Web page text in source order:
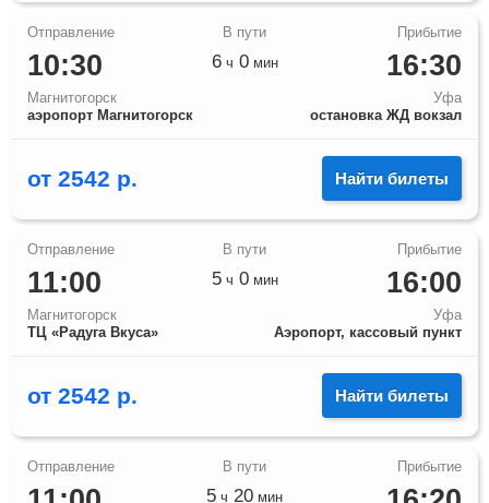
10:30
Магнитогорск
аэропорт Магнитогорск
16:30
Уфа
остановка ЖД вокзал
6ч 0мин
от 2542 р. Найти билеты
11:00
Магнитогорск
ТЦ «Радуга Вкуса»
16:00
Уфа
Аэропорт, кассовый пункт
5ч 0мин
от 2542 р. Найти билеты
5 ч 20 мин